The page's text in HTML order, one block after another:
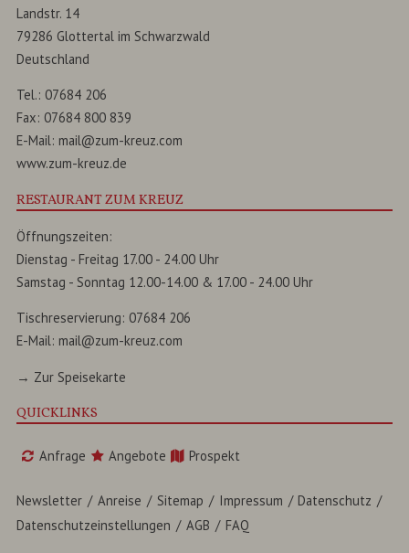
Landstr. 14
79286 Glottertal im Schwarzwald
Deutschland
Tel.:07684 206
Fax:07684 800 839
E-Mail:mail@zum-kreuz.com
www.zum-kreuz.de
RESTAURANT ZUM KREUZ
Öffnungszeiten:
Dienstag - Freitag 17.00 - 24.00 Uhr
Samstag - Sonntag 12.00-14.00 & 17.00 - 24.00 Uhr
Tischreservierung:07684 206
E-Mail:mail@zum-kreuz.com
→ Zur Speisekarte
QUICKLINKS
Anfrage Angebote Prospekt
Newsletter Anreise Sitemap Impressum
Datenschutz
Datenschutzeinstellungen
AGB FAQ